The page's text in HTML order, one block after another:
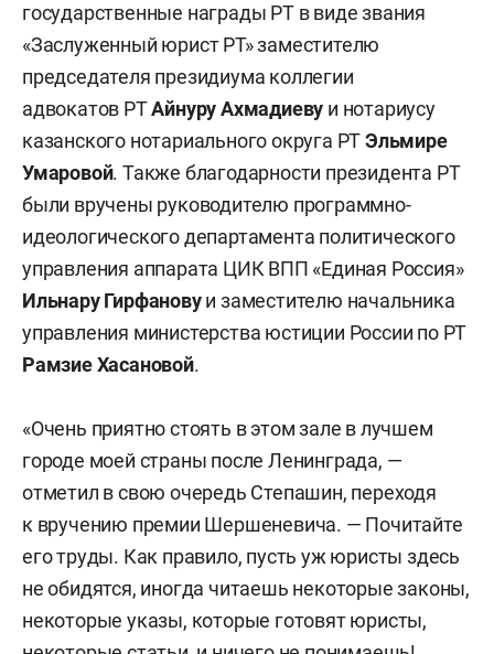
государственные награды РТ в виде звания
«Заслуженный юрист РТ» заместителю
председателя президиума коллегии
адвокатов РТАйнуру Ахмадиеву и нотариусу
казанского нотариального округа РТЭльмире
Умаровой. Также благодарности президента РТ
были вручены руководителю программно-
идеологического департамента политического
управления аппарата ЦИК ВПП «Единая Россия»
Ильнару Гирфановуи заместителю начальника
управления министерства юстиции России по РТ
Рамзие Хасановой.
«Очень приятно стоять в этом зале в лучшем
городе моей страны после Ленинграда, —
отметил в свою очередь Степашин, переходя
к вручению премии Шершеневича. — Почитайте
его труды. Как правило, пусть уж юристы здесь
не обидятся, иногда читаешь некоторые законы,
некоторые указы, которые готовят юристы,